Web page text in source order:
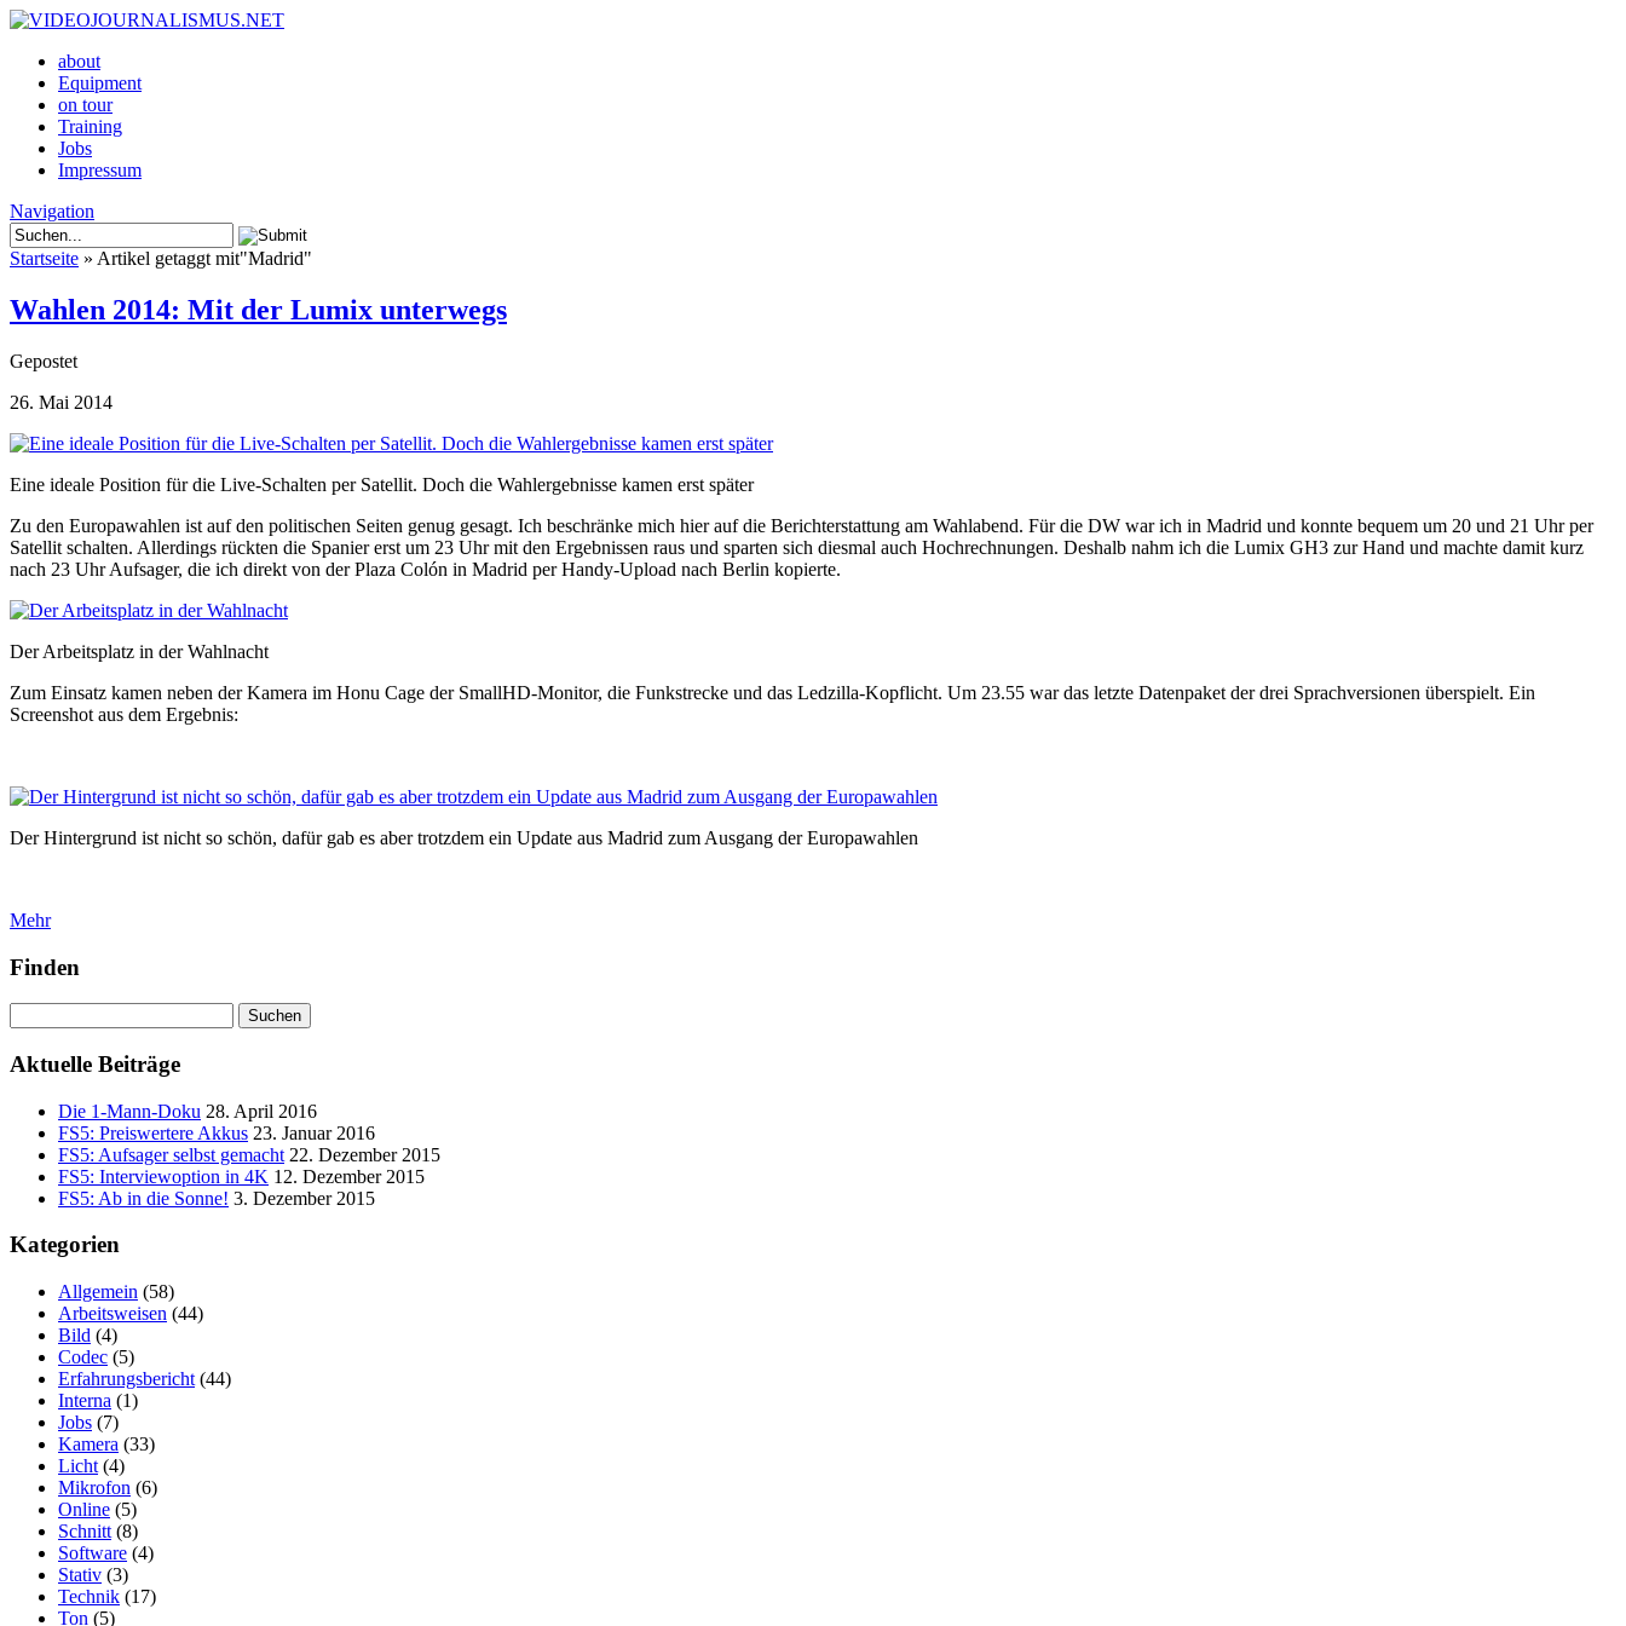
about
Equipment
on tour
Training
Jobs
Impressum
Navigation
Startseite » Artikel getaggt mit"Madrid"
Wahlen 2014: Mit der Lumix unterwegs
Gepostet
26. Mai 2014
Eine ideale Position für die Live-Schalten per Satellit. Doch die Wahlergebnisse kamen erst später
Zu den Europawahlen ist auf den politischen Seiten genug gesagt. Ich beschränke mich hier auf die Berichterstattung am Wahlabend. Für die DW war ich in Madrid und konnte bequem um 20 und 21 Uhr per
Satellit schalten. Allerdings rückten die Spanier erst um 23 Uhr mit den Ergebnissen raus und sparten sich diesmal auch Hochrechnungen. Deshalb nahm ich die Lumix GH3 zur Hand und machte damit kurz
nach 23 Uhr Aufsager, die ich direkt von der Plaza Colón in Madrid per Handy-Upload nach Berlin kopierte.
Der Arbeitsplatz in der Wahlnacht
Zum Einsatz kamen neben der Kamera im Honu Cage der SmallHD-Monitor, die Funkstrecke und das Ledzilla-Kopflicht. Um 23.55 war das letzte Datenpaket der drei Sprachversionen überspielt. Ein
Screenshot aus dem Ergebnis:
Der Hintergrund ist nicht so schön, dafür gab es aber trotzdem ein Update aus Madrid zum Ausgang der Europawahlen
Mehr
Finden
nach:
Aktuelle Beiträge
Die 1-Mann-Doku 28. April 2016
FS5: Preiswertere Akkus 23. Januar 2016
FS5: Aufsager selbst gemacht 22. Dezember 2015
FS5: Interviewoption in 4K 12. Dezember 2015
FS5: Ab in die Sonne! 3. Dezember 2015
Kategorien
Allgemein (58)
Arbeitsweisen (44)
Bild (4)
Codec (5)
Erfahrungsbericht (44)
Interna (1)
Jobs (7)
Kamera (33)
Licht (4)
Mikrofon (6)
Online (5)
Schnitt (8)
Software (4)
Stativ (3)
Technik (17)
Ton (5)